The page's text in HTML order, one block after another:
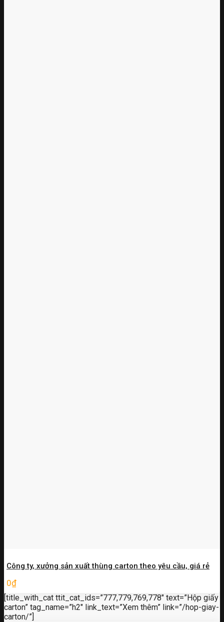
Công ty, xưởng sản xuất thùng carton theo yêu cầu, giá rẻ
0₫
[title_with_cat ttit_cat_ids=”777,779,769,778″ text=”Hộp giấy
carton” tag_name=”h2″ link_text=”Xem thêm” link=”/hop-giay-
carton/”]